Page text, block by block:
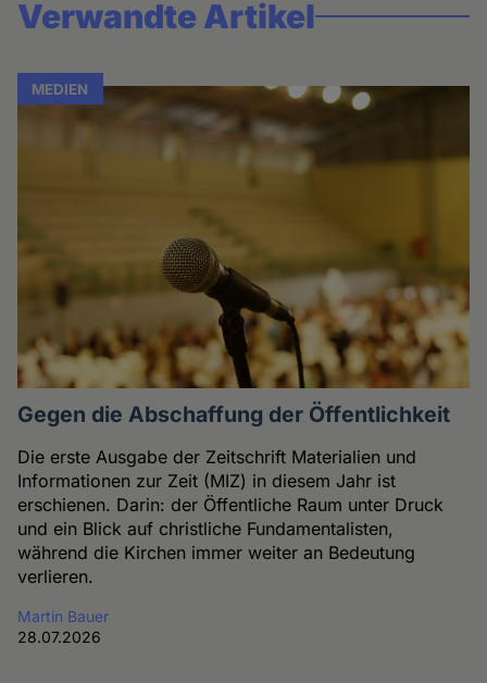
Verwandte Artikel
MEDIEN
Gegen die Abschaffung der Öffentlichkeit
Die erste Ausgabe der Zeitschrift Materialien und
Informationen zur Zeit (MIZ) in diesem Jahr ist
erschienen. Darin: der Öffentliche Raum unter Druck
und ein Blick auf christliche Fundamentalisten,
während die Kirchen immer weiter an Bedeutung
verlieren.
Martin Bauer
28.07.2026